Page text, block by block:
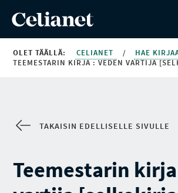
OLET TÄÄLLÄ: CELIANET / HAE
TEEMESTARIN KIRJA : VEDEN VARTIJA
TAKAISIN EDELLISELLE SIVULLE
Teemestarin